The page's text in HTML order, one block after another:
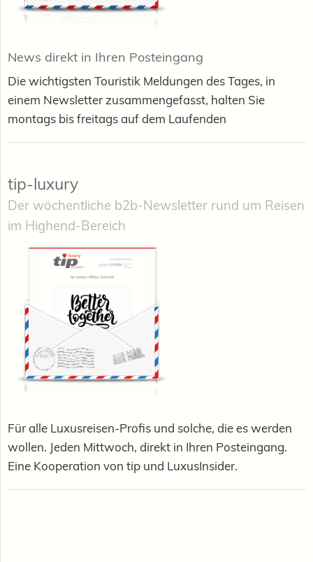
News direkt in Ihren Posteingang
Die wichtigsten Touristik Meldungen des Tages, in
einem Newsletter zusammengefasst, halten Sie
montags bis freitags auf dem Laufenden
tip-luxury
Der wöchentliche b2b-Newsletter rund um Reisen
im Highend-Bereich
Für alle Luxusreisen-Profis und solche, die es werden
wollen. Jeden Mittwoch, direkt in Ihren Posteingang.
Eine Kooperation von tip und LuxusInsider.